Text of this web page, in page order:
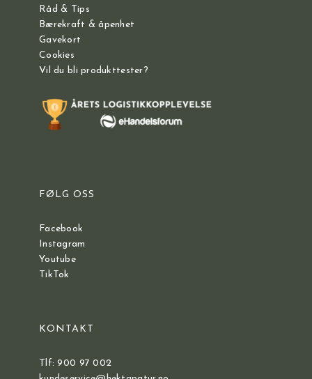
Råd & Tips
Bærekraft & åpenhet
Gavekort
Cookies
Vil du bli produkttester?
FØLG OSS
Facebook
Instagram
Youtube
TikTok
KONTAKT
Tlf: 900 97 002